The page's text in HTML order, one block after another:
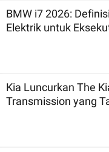
BMW i7 2026:
Elektrik untuk
Kia Luncurkan The
Transmission yang